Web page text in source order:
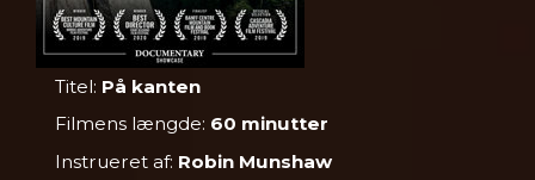
Titel: På kanten
Filmens længde: 60 minutter
Instrueret af: Robin Munshaw